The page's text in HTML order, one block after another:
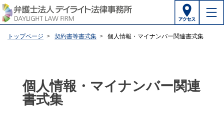
トップページ 契約書等書式集 個人情報・マイナンバー関連書式集
個人情報・マイナンバー関連
書式集